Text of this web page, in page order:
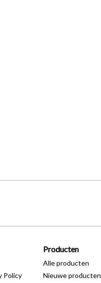
Policy
Producten
Alle producten
Nieuwe producten